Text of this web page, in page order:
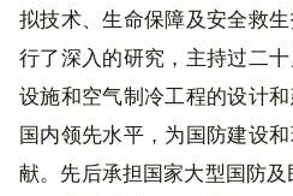
拟技术、生命保障及安全救
行了深入的研究，主持过二
设施和空气制冷工程的设计
国内领先水平，为国防建设
献。先后承担国家大型国防